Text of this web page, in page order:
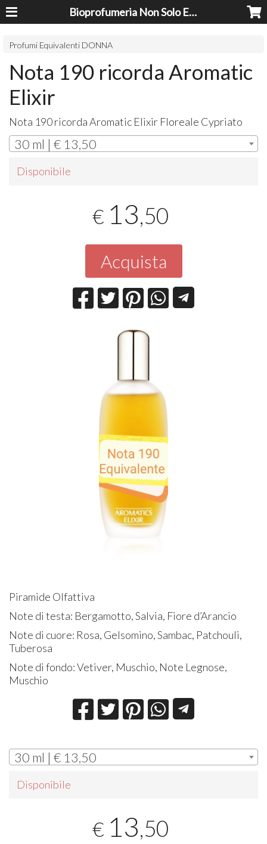
Bioprofumeria Non Solo Essenze
Profumi Equivalenti DONNA
Nota 190 ricorda Aromatic
Elixir
Nota 190 ricorda Aromatic Elixir Floreale Cypriato
30 ml | € 13,50
Disponibile
€ 13,50
Acquista
Piramide Olfattiva
Note di testa: Bergamotto, Salvia, Fiore d’Arancio
Note di cuore: Rosa, Gelsomino, Sambac, Patchouli,
Tuberosa
Note di fondo: Vetiver, Muschio, Note Legnose,
Muschio
30 ml | € 13,50
Disponibile
€ 13,50